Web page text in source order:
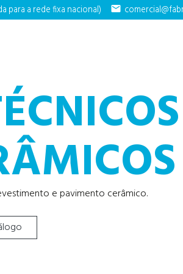
para a rede fixa nacional) mail
e pavimento cerâmico.